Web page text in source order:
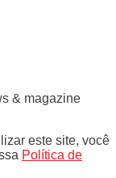
& magazine
este site, você
Política de